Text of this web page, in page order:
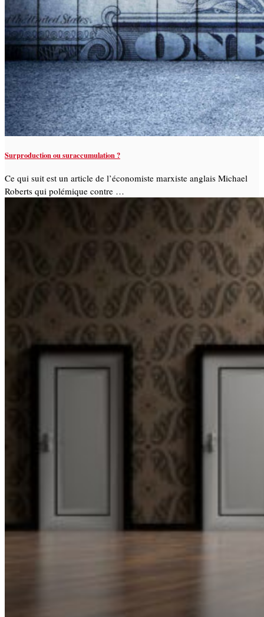
Surproduction ou suraccumulation ?
Ce qui suit est un article de l’économiste marxiste anglais Michael
Roberts qui polémique contre …